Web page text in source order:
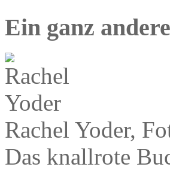
Ein ganz
Rachel Yoder,
Das knallrote